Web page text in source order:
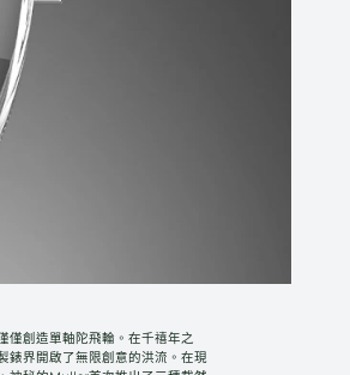
僅創造單軸陀飛輪。在千禧年之
錶界開啟了無限創意的洪流。在現